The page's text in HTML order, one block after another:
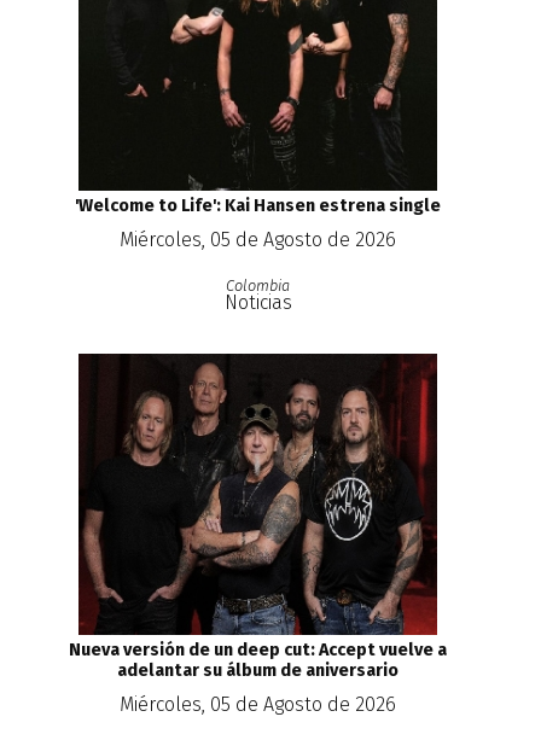
'Welcome to Life': Kai Hansen estrena single
Miércoles, 05 de Agosto de 2026
Colombia
Noticias
Nueva versión de un deep cut: Accept vuelve a
adelantar su álbum de aniversario
Miércoles, 05 de Agosto de 2026